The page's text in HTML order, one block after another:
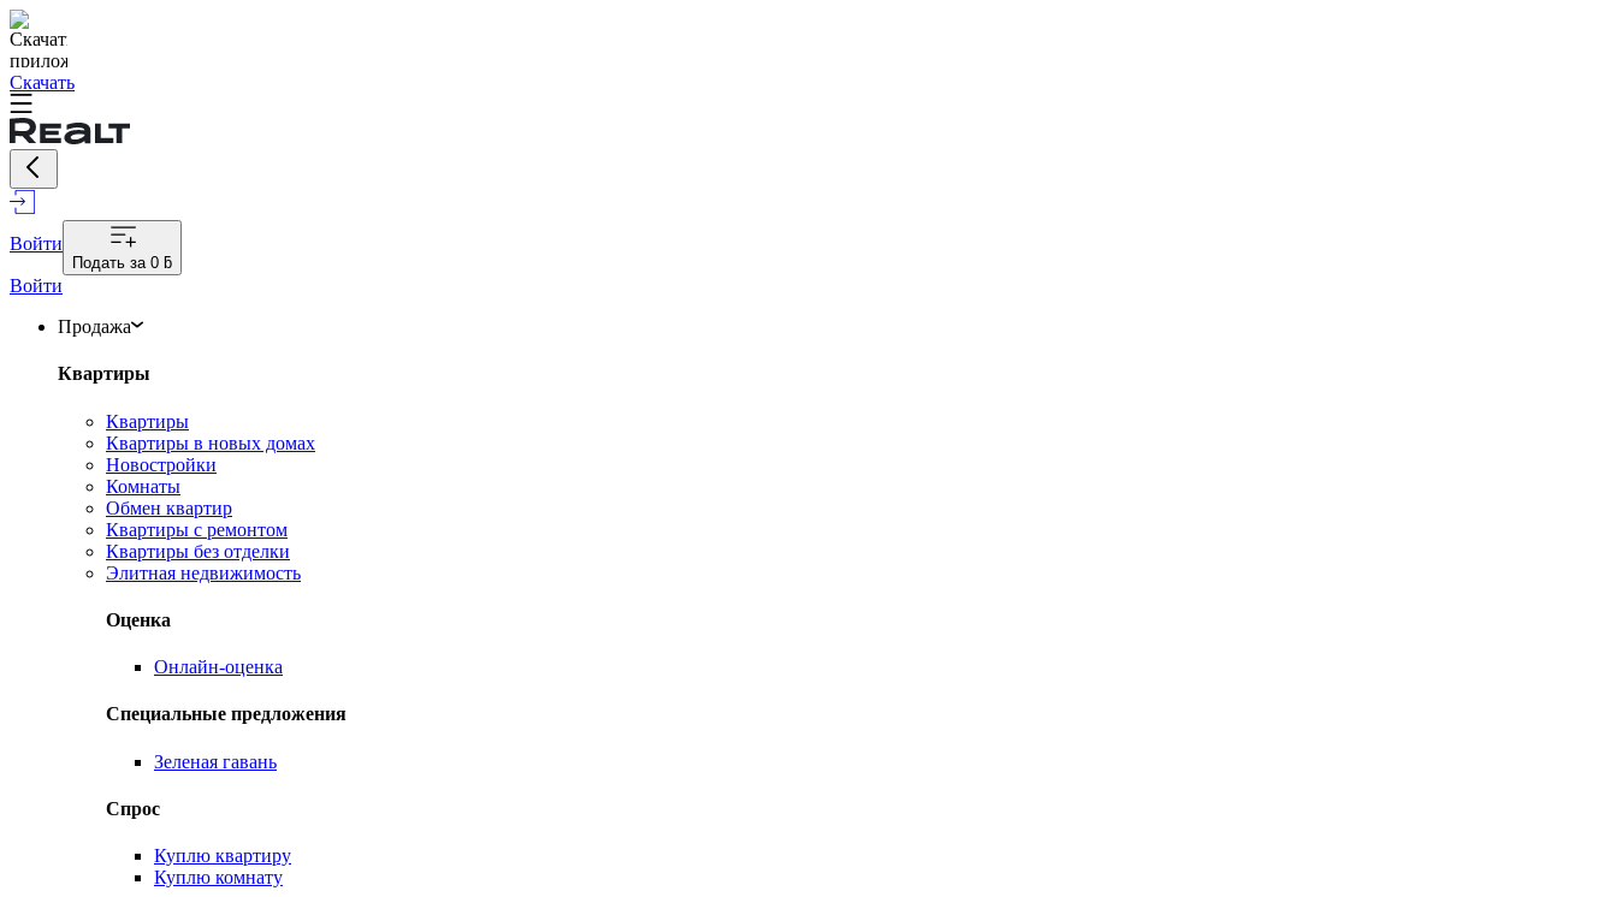
Скачать
Войти
Подать за 0 ƃ
Войти
Продажа
Квартиры
Квартиры
Квартиры в новых домах
Новостройки
Комнаты
Обмен квартир
Квартиры с ремонтом
Квартиры без отделки
Элитная недвижимость
Оценка
Онлайн-оценка
Специальные предложения
Зеленая гавань
Спрос
Куплю квартиру
Куплю комнату